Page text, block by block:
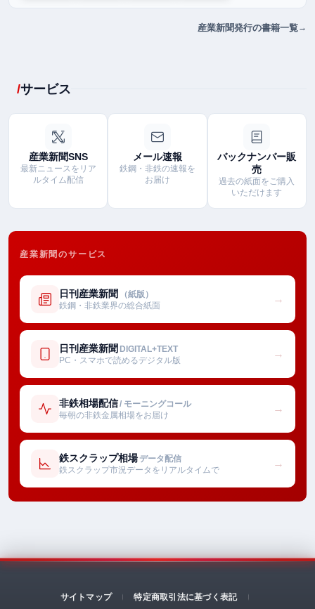
産業新聞発行の書籍一覧
サービス
産業新聞SNS
最新ニュースをリア
ルタイム配信
メール速報
鉄鋼・非鉄の速報を
お届け
バックナンバー販
売
過去の紙面をご購入
いただけます
産業新聞のサービス
日刊産業新聞 （紙版）
鉄鋼・非鉄業界の総合紙面
→
日刊産業新聞 DIGITAL+TEXT
PC・スマホで読めるデジタル版
→
非鉄相場配信/ モーニングコール
毎朝の非鉄金属相場をお届け
→
鉄スクラップ相場 データ配信
鉄スクラップ市況データをリアルタイムで
→
サイトマップ 特定商取引法に基づく表記